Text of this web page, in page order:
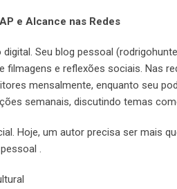
e Alcance nas Redes
Seu blog pessoal
filmagens e reflexões sociais. Nas
mensalmente, enquanto seu
semanais, discutindo temas
Hoje, um autor precisa ser mais
.